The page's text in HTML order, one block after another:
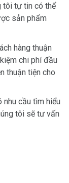
tôi tự tin có thể
sản phẩm
hàng thuận
chi phí đầu
thuận tiện cho
nhu cầu tìm hiểu
tôi sẽ tư vấn